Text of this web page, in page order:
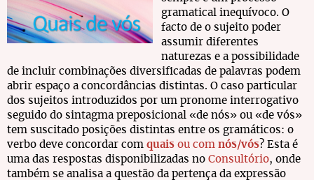
gramatical inequívoco. O
facto de o sujeito poder
assumir diferentes
naturezas e a possibilidade
de incluir combinações diversificadas de palavras podem
abrir espaço a concordâncias distintas. O caso particular
dos sujeitos introduzidos por um pronome interrogativo
seguido do sintagma preposicional «de nós» ou «de vós»
tem suscitado posições distintas entre os gramáticos: o
verbo deve concordar com quais ou com nós/vós? Esta é
uma das respostas disponibilizadas no Consultório, onde
também se analisa a questão da pertença da expressão